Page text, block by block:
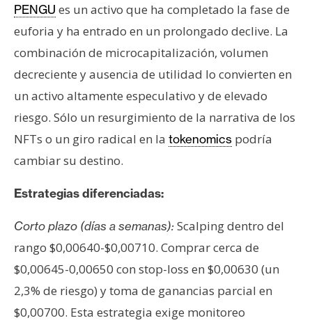
PENGU es un activo que ha completado la fase de
euforia y ha entrado en un prolongado declive. La
combinación de microcapitalización, volumen
decreciente y ausencia de utilidad lo convierten en
un activo altamente especulativo y de elevado
riesgo. Sólo un resurgimiento de la narrativa de los
NFTs o un giro radical en la tokenomics podría
cambiar su destino.
Estrategias diferenciadas:
Corto plazo (días a semanas):Scalping dentro del
rango $0,00640-$0,00710. Comprar cerca de
$0,00645-0,00650 con stop-loss en $0,00630 (un
2,3% de riesgo) y toma de ganancias parcial en
$0,00700. Esta estrategia exige monitoreo